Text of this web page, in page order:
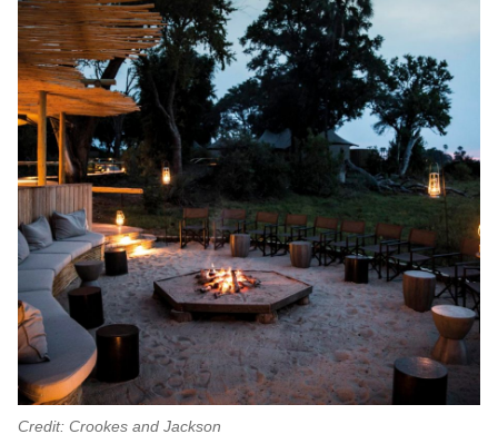
Credit: Crookes and Jackson